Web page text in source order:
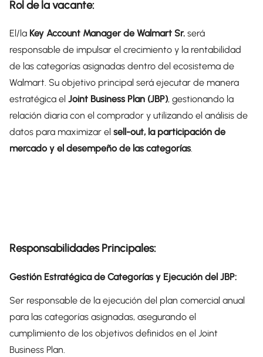
Rol de la vacante:
El/la Key Account Manager de Walmart Sr. será
responsable de impulsar el crecimiento y la rentabilidad
de las categorías asignadas dentro del ecosistema de
Walmart. Su objetivo principal será ejecutar de manera
estratégica el Joint Business Plan (JBP), gestionando la
relación diaria con el comprador y utilizando el análisis de
datos para maximizar el sell-out, la participación de
mercado y el desempeño de las categorías.
Responsabilidades Principales:
Gestión Estratégica de Categorías y Ejecución del JBP:
Ser responsable de la ejecución del plan comercial anual
para las categorías asignadas, asegurando el
cumplimiento de los objetivos definidos en el Joint
Business Plan.